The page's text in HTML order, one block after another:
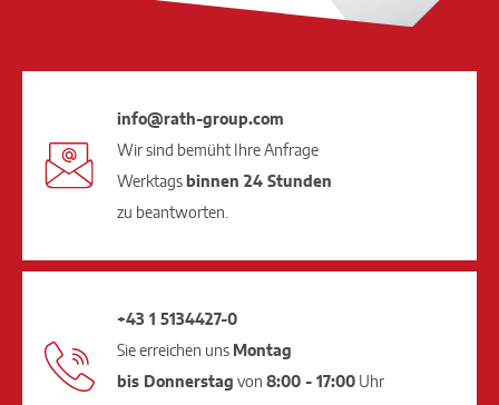
info@rath-group.com
Wir sind bemüht Ihre Anfrage
Werktagsbinnen 24 Stunden
zu beantworten.
+43 1 5134427-0
Sie erreichen uns Montag
bis Donnerstag von 8:00 - 17:00 Uhr